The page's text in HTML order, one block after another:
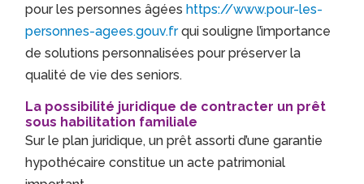
pour les personnes âgéeshttps://www.pour-les-
personnes-agees.gouv.frqui souligne l’importance
de solutions personnalisées pour préserver la
qualité de vie des seniors.
La possibilité juridique de contracter un prêt
sous habilitation familiale
Sur le plan juridique, un prêt assorti d’une garantie
hypothécaire constitue un acte patrimonial